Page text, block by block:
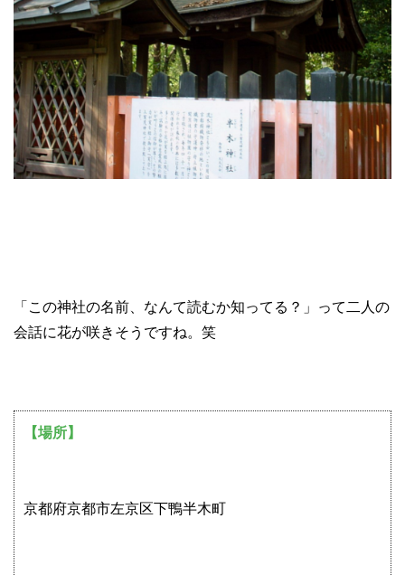
「この神社の名前、なんて読むか知ってる？」って二人の
会話に花が咲きそうですね。笑
【場所】
京都府京都市左京区下鴨半木町